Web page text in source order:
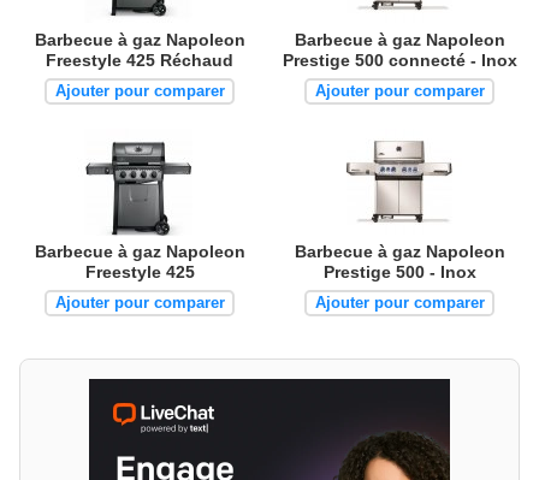
Barbecue à gaz Napoleon
Freestyle 425 Réchaud
Ajouter pour comparer
Barbecue à gaz Napoleon
Prestige 500 connecté - Inox
Ajouter pour comparer
Barbecue à gaz Napoleon
Freestyle 425
Ajouter pour comparer
Barbecue à gaz Napoleon
Prestige 500 - Inox
Ajouter pour comparer